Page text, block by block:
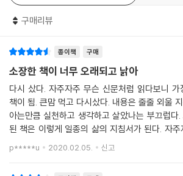
케인즈학파를 물리친 시카고학파, 그 중심엔 밀
통화주의의 대부로, 현대 경제학의 거두로 손꼽히
쳐 정부의 역할을 축소하는 대신 개인과 시장의 역
먼의 명성은 1960년대 후반, 시장과 경제에 대한
한 케인즈 경제정책이 스태그플레이션을 불러올
면서 확립됐다. 끝을 모르고 이어지는 스태그플레
체기에 빠지자 사람들은 케인즈이론의 한계를 깨
하기 위해서는 정부의 지출을 줄이고 통화량을 늘
대부분 정부의 정책으로 채택되기 시작했다. 1971
구매리뷰
종이책 구매
소장한 책이 너무 오래되고 낡아
다시 샀다. 자주자주 무슨 신문처럼 읽다보니 가장 낡은
책이 됨. 큰맘 먹고 다시샀다. 내용은 줄줄 외울
아는만큼 실천하고 생각하고 살았나는 부끄럽다. 고전이
된 책은 이렇게 일종의 삶의 지침서가 된다. 자주
슨 신문처럼 읽다보니 가장 낡은 책이 됨. 큰맘
샀다. 내용은 줄줄 외울 지경인데 아는만큼 실천하
p*****u 2020.02.05. 신고